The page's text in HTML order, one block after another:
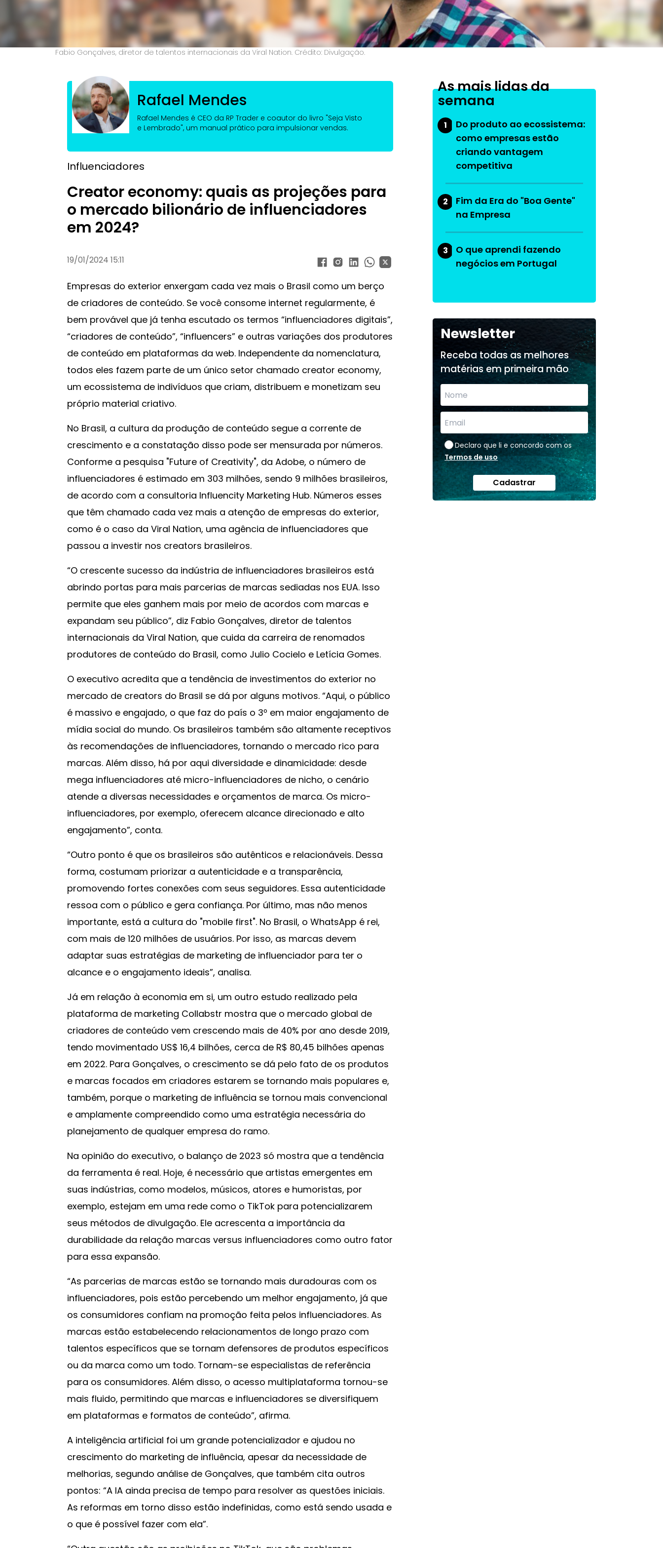
Fabio Gonçalves, diretor de talentos internacionais da Viral Nation. Crédito: Divulgação.
Rafael Mendes
Rafael Mendes é CEO da RP Trader e coautor do livro "Seja Visto
e Lembrado", um manual prático para impulsionar vendas.
Influenciadores
Creator economy: quais as projeções para
o mercado bilionário de influenciadores
em 2024?
19/01/2024 15:11
Empresas do exterior enxergam cada vez mais o Brasil como um berço
de criadores de conteúdo. Se você consome internet regularmente, é
bem provável que já tenha escutado os termos “influenciadores digitais”,
“criadores de conteúdo”, “influencers” e outras variações dos produtores
de conteúdo em plataformas da web. Independente da nomenclatura,
todos eles fazem parte de um único setor chamado creator economy,
um ecossistema de indivíduos que criam, distribuem e monetizam seu
próprio material criativo.
No Brasil, a cultura da produção de conteúdo segue a corrente de
crescimento e a constatação disso pode ser mensurada por números.
Conforme a pesquisa "Future of Creativity", da Adobe, o número de
influenciadores é estimado em 303 milhões, sendo 9 milhões brasileiros,
de acordo com a consultoria Influencity Marketing Hub. Números esses
que têm chamado cada vez mais a atenção de empresas do exterior,
como é o caso da Viral Nation, uma agência de influenciadores que
passou a investir nos creators brasileiros.
“O crescente sucesso da indústria de influenciadores brasileiros está
abrindo portas para mais parcerias de marcas sediadas nos EUA. Isso
permite que eles ganhem mais por meio de acordos com marcas e
expandam seu público”, diz Fabio Gonçalves, diretor de talentos
internacionais da Viral Nation, que cuida da carreira de renomados
produtores de conteúdo do Brasil, como Julio Cocielo e Letícia Gomes.
O executivo acredita que a tendência de investimentos do exterior no
mercado de creators do Brasil se dá por alguns motivos. “Aqui, o público
é massivo e engajado, o que faz do país o 3º em maior engajamento de
mídia social do mundo. Os brasileiros também são altamente receptivos
às recomendações de influenciadores, tornando o mercado rico para
marcas. Além disso, há por aqui diversidade e dinamicidade: desde
mega influenciadores até micro-influenciadores de nicho, o cenário
atende a diversas necessidades e orçamentos de marca. Os micro-
influenciadores, por exemplo, oferecem alcance direcionado e alto
engajamento”, conta.
“Outro ponto é que os brasileiros são autênticos e relacionáveis. Dessa
forma, costumam priorizar a autenticidade e a transparência,
promovendo fortes conexões com seus seguidores. Essa autenticidade
ressoa com o público e gera confiança. Por último, mas não menos
importante, está a cultura do "mobile first". No Brasil, o WhatsApp é rei,
com mais de 120 milhões de usuários. Por isso, as marcas devem
adaptar suas estratégias de marketing de influenciador para ter o
alcance e o engajamento ideais”, analisa.
Já em relação à economia em si, um outro estudo realizado pela
plataforma de marketing Collabstr mostra que o mercado global de
criadores de conteúdo vem crescendo mais de 40% por ano desde 2019,
tendo movimentado US$ 16,4 bilhões, cerca de R$ 80,45 bilhões apenas
em 2022. Para Gonçalves, o crescimento se dá pelo fato de os produtos
e marcas focados em criadores estarem se tornando mais populares e,
também, porque o marketing de influência se tornou mais convencional
e amplamente compreendido como uma estratégia necessária do
planejamento de qualquer empresa do ramo.
Na opinião do executivo, o balanço de 2023 só mostra que a tendência
da ferramenta é real. Hoje, é necessário que artistas emergentes em
suas indústrias, como modelos, músicos, atores e humoristas, por
exemplo, estejam em uma rede como o TikTok para potencializarem
seus métodos de divulgação. Ele acrescenta a importância da
durabilidade da relação marcas versus influenciadores como outro fator
para essa expansão.
“As parcerias de marcas estão se tornando mais duradouras com os
influenciadores, pois estão percebendo um melhor engajamento, já que
os consumidores confiam na promoção feita pelos influenciadores. As
marcas estão estabelecendo relacionamentos de longo prazo com
talentos específicos que se tornam defensores de produtos específicos
ou da marca como um todo. Tornam-se especialistas de referência
para os consumidores. Além disso, o acesso multiplataforma tornou-se
mais fluido, permitindo que marcas e influenciadores se diversifiquem
em plataformas e formatos de conteúdo”, afirma.
A inteligência artificial foi um grande potencializador e ajudou no
crescimento do marketing de influência, apesar da necessidade de
melhorias, segundo análise de Gonçalves, que também cita outros
pontos: “A IA ainda precisa de tempo para resolver as questões iniciais.
As reformas em torno disso estão indefinidas, como está sendo usada e
o que é possível fazer com ela”.
As mais lidas da
semana
1
Do produto ao ecossistema:
como empresas estão
criando vantagem
competitiva
2
Fim da Era do "Boa Gente"
na Empresa
3
O que aprendi fazendo
negócios em Portugal
Newsletter
Receba todas as melhores
matérias em primeira mão
Declaro que li e concordo com os
Termos de uso
Cadastrar